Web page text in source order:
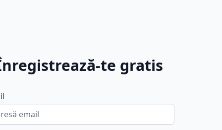
te gratis